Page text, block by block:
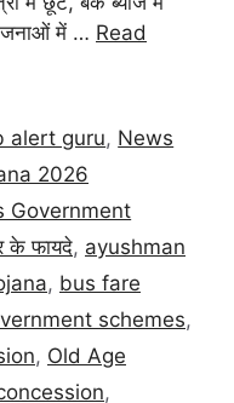
में … Read
alert guru, News
2026
Government
के फायदे, ayushman
, bus fare
schemes,
, Old Age
,